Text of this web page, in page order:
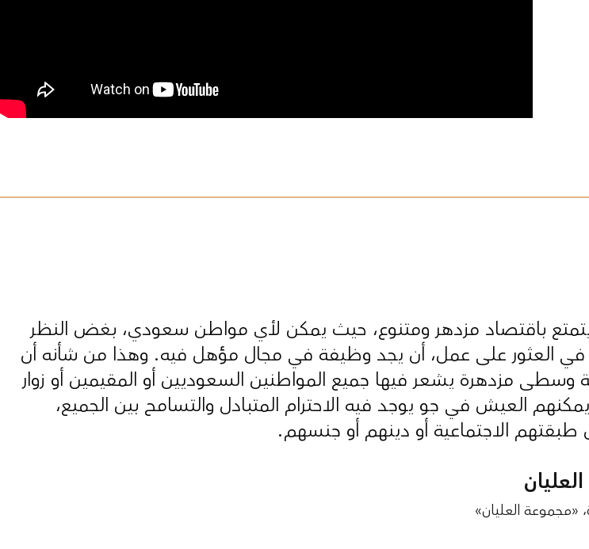
باقتصاد مزدهر ومتنوع، حيث يمكن لأي مواطن سعودي، بغض النظر
العثور على عمل، أن يجد وظيفة في مجال مؤهل فيه. وهذا من شأنه أن
مزدهرة يشعر فيها جميع المواطنين السعوديين أو المقيمين أو زوار
ويمكنهم العيش في جو يوجد فيه الاحترام المتبادل والتسامح بين الجميع،
الاجتماعية أو دينهم أو جنسهم.
«مجموعة العليان»